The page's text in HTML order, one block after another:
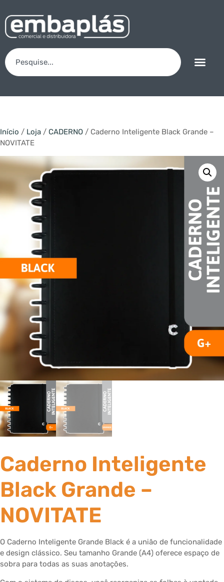
Início / Loja / CADERNO / Caderno Inteligente Black Grande –
NOVITATE
Caderno Inteligente
Black Grande –
NOVITATE
O Caderno Inteligente Grande Black é a união de funcionalidade
e design clássico. Seu tamanho Grande (A4) oferece espaço de
sobra para todas as suas anotações.